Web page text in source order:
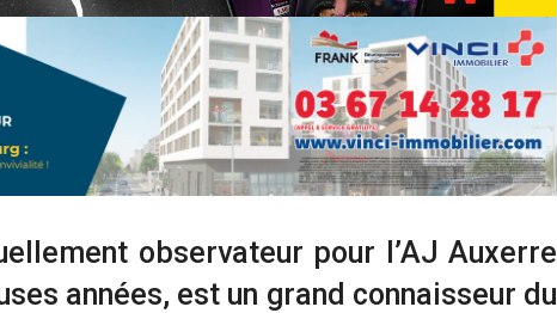
observateur pour l’AJ Auxerre
années, est un grand connaisseur du